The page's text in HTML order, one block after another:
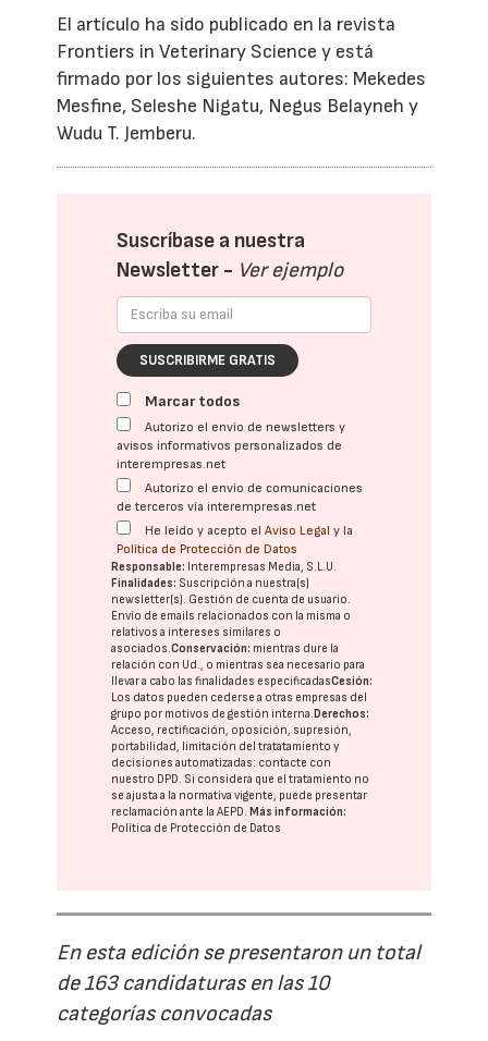
El artículo ha sido publicado en la revista
Frontiers in Veterinary Science y está
firmado por los siguientes autores: Mekedes
Mesfine, Seleshe Nigatu, Negus Belayneh y
Wudu T. Jemberu.
Suscríbase a nuestra
Newsletter - Ver ejemplo
SUSCRIBIRME GRATIS
Marcar todos
Autorizo el envío de newsletters y
avisos informativos personalizados de
interempresas.net
Autorizo el envío de comunicaciones
de terceros vía interempresas.net
He leído y acepto elAviso Legal y la
Política de Protección de Datos
Responsable: Interempresas Media, S.L.U.
Finalidades: Suscripción a nuestra(s)
newsletter(s). Gestión de cuenta de usuario.
Envío de emails relacionados con la misma o
relativos a intereses similares o
asociados.Conservación: mientras dure la
relación con Ud., o mientras sea necesario para
llevar a cabo las finalidades especificadasCesión:
Los datos pueden cederse a otras empresas del
grupo por motivos de gestión interna.Derechos:
Acceso, rectificación, oposición, supresión,
portabilidad, limitación del tratatamiento y
decisiones automatizadas: contacte con
nuestro DPD. Si considera que el tratamiento no
se ajusta a la normativa vigente, puede presentar
reclamación ante laAEPD.Más información:
Política de Protección de Datos
En esta edición se presentaron un total
de 163 candidaturas en las 10
categorías convocadas